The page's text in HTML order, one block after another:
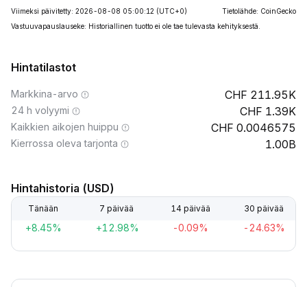
Viimeksi päivitetty: 2026-08-08 05:00:12 (UTC+0)
Tietolähde: CoinGecko
Vastuuvapauslauseke: Historiallinen tuotto ei ole tae tulevasta kehityksestä.
Hintatilastot
Markkina-arvo 211.95K
24 h volyymi 1.39K
Kaikkien aikojen huippu 0.0046575
Kierrossa oleva tarjonta 1.00B
Hintahistoria (USD)
Tänään 7 päivää 14 päivää 30 päivää
+8.45% +12.98% -0.09% -24.63%